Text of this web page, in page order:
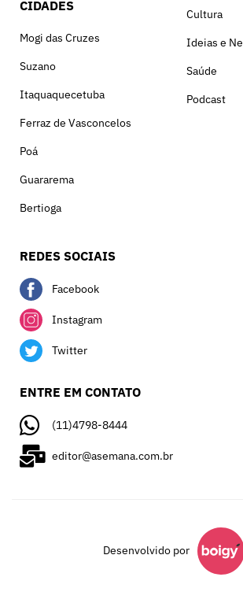
CIDADES
Mogi das Cruzes
Suzano
Itaquaquecetuba
Ferraz de Vasconcelos
Poá
Guararema
Bertioga
Cultura
Ideias e
Saúde
Podcast
REDES SOCIAIS
Facebook
Instagram
Twitter
ENTRE EM CONTATO
(11)4798-8444
editor@asemana.com.br
Desenvolvido por